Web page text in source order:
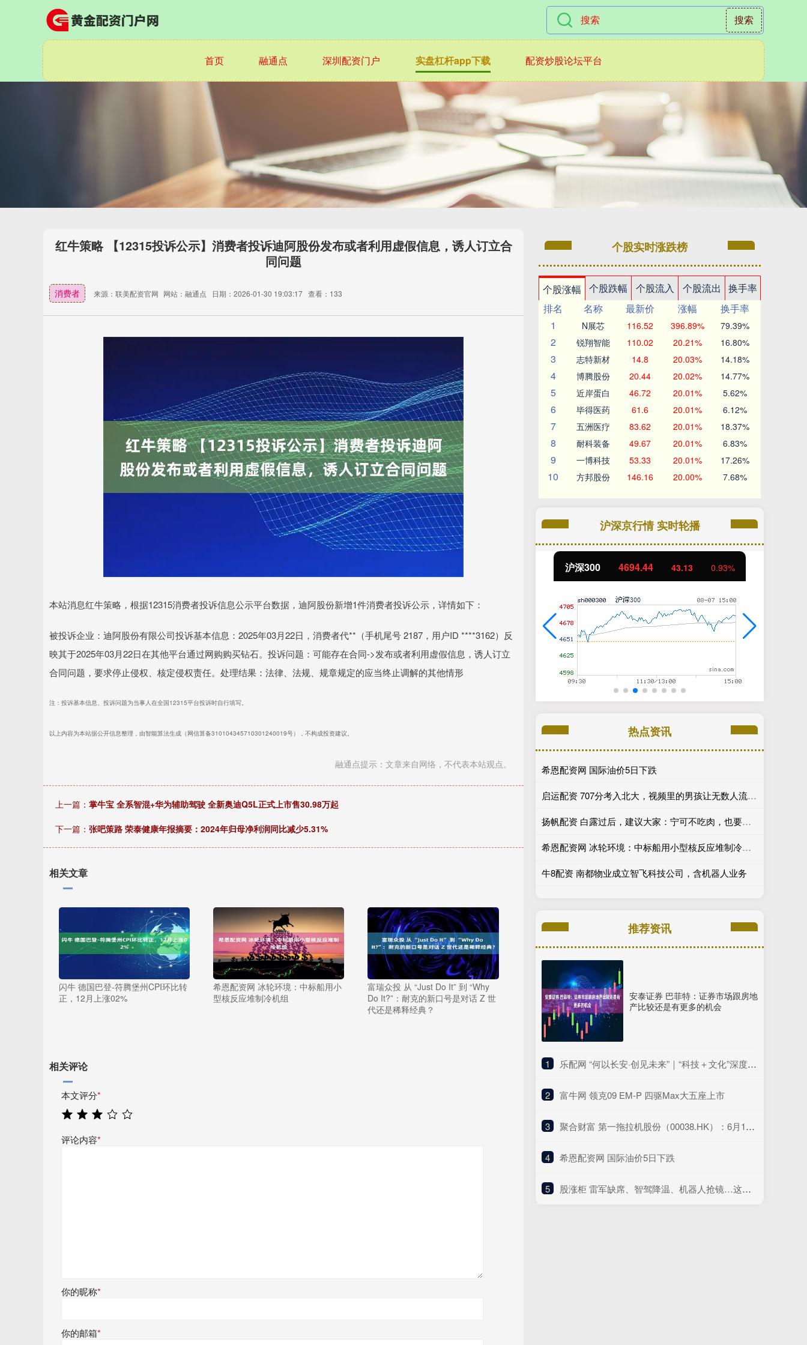
搜索
首页 融通点 深圳配资门户 实盘杠杆app下载 配资炒股论坛平台
红牛策略 【12315投诉公示】消费者投诉迪阿股份发布或者利用虚假信息，诱人订立合
同问题
消费者 来源：联美配资官网 网站：融通点 日期：2026-01-30 19:03:17 查看：133
本站消息红牛策略，根据12315消费者投诉信息公示平台数据，迪阿股份新增1件消费者投诉公示，详情如下：
被投诉企业：迪阿股份有限公司投诉基本信息：2025年03月22日，消费者代**（手机尾号 2187，用户ID ****3162）反
映其于2025年03月22日在其他平台通过网购购买钻石。投诉问题：可能存在合同->发布或者利用虚假信息，诱人订立
合同问题，要求停止侵权、核定侵权责任。处理结果：法律、法规、规章规定的应当终止调解的其他情形
注：投诉基本信息、投诉问题为当事人在全国12315平台投诉时自行填写。
以上内容为本站据公开信息整理，由智能算法生成（网信算备310104345710301240019号），不构成投资建议。
融通点提示：文章来自网络，不代表本站观点。
上一篇： 掌牛宝 全系智混+华为辅助驾驶 全新奥迪Q5L正式上市售30.98万起
下一篇： 张吧策路 荣泰健康年报摘要：2024年归母净利润同比减少5.31%
相关文章
闪牛 德国巴登-符腾堡州CPI环比转
正，12月上涨02%
希恩配资网 冰轮环境：中标船用小
型核反应堆制冷机组
富瑞众投 从 “Just Do It” 到 “Why
Do It?”：耐克的新口号是对话 Z 世
代还是稀释经典？
相关评论
本文评分*
评论内容*
你的昵称*
你的邮箱*
个股实时涨跌榜
个股涨幅 个股跌幅 个股流入 个股流出
换手率
排名
名称 最新价 涨幅
换手率
1
N展芯 116.52 396.89% 79.39%
2 锐翔智能 110.02 20.21% 16.80%
3 志特新材 14.8 20.03% 14.18%
4 博腾股份 20.44 20.02% 14.77%
5 近岸蛋白 46.72 20.01% 5.62%
6 毕得医药 61.6 20.01% 6.12%
7 五洲医疗 83.62 20.01% 18.37%
8 耐科装备 49.67 20.01% 6.83%
9 一博科技 53.33 20.01% 17.26%
10 方邦股份 146.16 20.00% 7.68%
沪深京行情 实时轮播
北证50 1134.24 11.37 1.01%
热点资讯
希恩配资网 国际油价5日下跌
启运配资 707分考入北大，视频里的男孩让无数人流下了泪水，太苦了！_继父_生活_社会
扬帆配资 白露过后，建议大家：宁可不吃肉，也要吃4种“冠军”菜，真美味！
希恩配资网 冰轮环境：中标船用小型核反应堆制冷机组
牛8配资 南都物业成立智飞科技公司，含机器人业务
推荐资讯
安泰证券 巴菲特：证券市场跟房地
产比较还是有更多的机会
1 ​乐配网 “何以长安·创见未来”｜“科技＋文化”深度融合 生动解码长安千年历史底蕴
2 ​富牛网 领克09 EM-P 四驱Max大五座上市
3 ​聚合财富 第一拖拉机股份（00038.HK）：6月13日南向资金增持223.6万股
4 ​希恩配资网 国际油价5日下跌
5 ​股涨柜 雷军缺席、智驾降温、机器人抢镜…这届上海车展没有“顶流”